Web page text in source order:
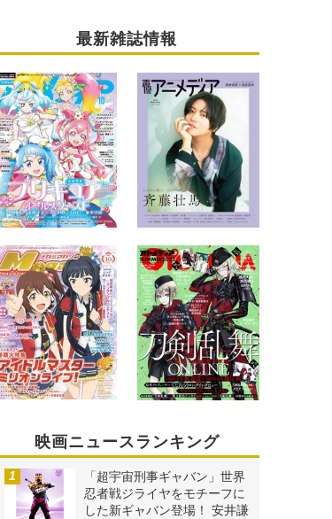
最新雑誌情報
映画ニュースランキング
「超宇宙刑事ギャバン」世界
忍者戦ジライヤをモチーフに
した新ギャバン登場！ 安井謙